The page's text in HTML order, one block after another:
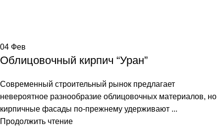
04 Фев
Облицовочный кирпич “Уран”
Современный строительный рынок предлагает
невероятное разнообразие облицовочных материалов, но
кирпичные фасады по-прежнему удерживают ...
Продолжить чтение